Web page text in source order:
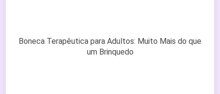
Boneca Terapêutica para Adultos: Muito Mais do que
um Brinquedo